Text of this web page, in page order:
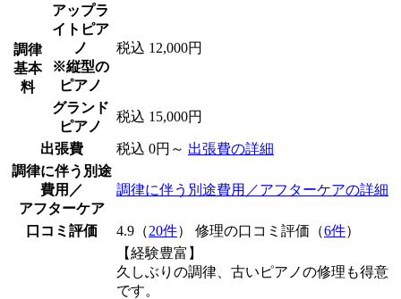
調律
基本
料
アップラ
イトピア
ノ
※縦型の
ピアノ
税込 12,000円
グランド
ピアノ
税込 15,000円
出張費 税込 0円～ 出張費の詳細
調律に伴う別途
費用／
アフターケア
調律に伴う別途費用／アフターケアの詳細
口コミ評価 4.9（20件） 修理の口コミ評価（6件）
【経験豊富】
久しぶりの調律、古いピアノの修理も得意
です。